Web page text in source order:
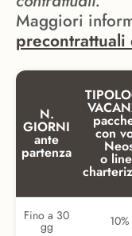
Maggiori
N.
GIORNI
ante
partenza
con
o
Fino a 30
gg 10%